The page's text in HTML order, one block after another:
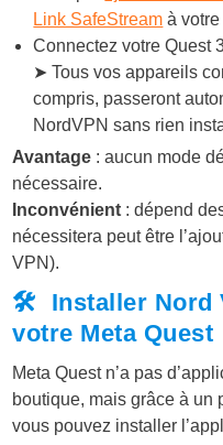
Link SafeStream à votre
Connectez votre Quest
➤ Tous vos appareils
compris, passeront
NordVPN sans rien
Avantage : aucun mode
nécessaire.
Inconvénient : dépend
nécessitera peut être
VPN).
🛠️ Installer Nord
votre Meta Quest
Meta Quest n’a pas
boutique, mais grâce à
vous pouvez installer